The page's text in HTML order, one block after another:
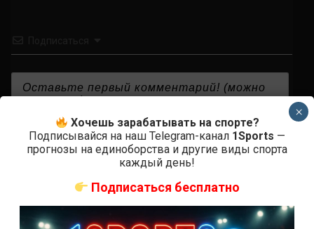
КОММЕНТАРИЕВ
Хочешь зарабатывать на спорте?
Подписывайся на наш Telegram-канал 1Sports —
прогнозы на единоборства и другие виды спорта
каждый день!
Подписаться бесплатно
×